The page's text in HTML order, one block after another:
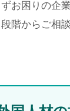
お困りの企
階からご相